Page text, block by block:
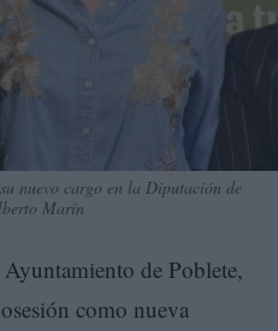
nuevo cargo en la Diputación de
Marín
de Poblete,
como nueva